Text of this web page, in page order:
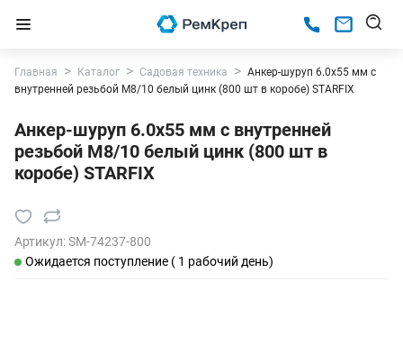
Главная Каталог Садовая техника
Анкер-шуруп 6.0х55 мм с
внутренней резьбой M8/10 белый цинк (800 шт в коробе) STARFIX
Анкер-шуруп 6.0х55 мм с внутренней
резьбой M8/10 белый цинк (800 шт в
коробе) STARFIX
Артикул:SM-74237-800
Ожидается поступление ( 1 рабочий день)